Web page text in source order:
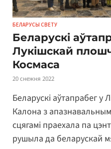
БЕЛАРУСЫ СВЕТУ
Беларускі
Лукішскай
Космаса
20 снежня 2022
Беларускі аўтапрабег у
Калона з
сцягамі праехала па
рушыла да беларускай